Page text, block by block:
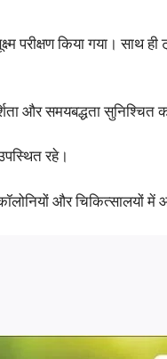
परीक्षण किया गया। साथ
और समयबद्धता सुनिश्चित
रहे।
और चिकित्सालयों